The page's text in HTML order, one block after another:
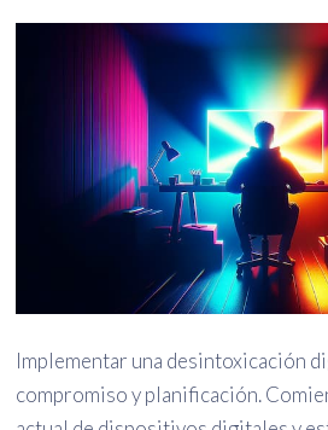
Implementar una desintoxicación
compromiso y planificación.